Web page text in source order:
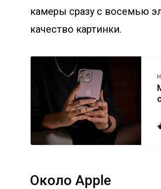
камеры сразу с восемью
качество картинки.
Около Apple